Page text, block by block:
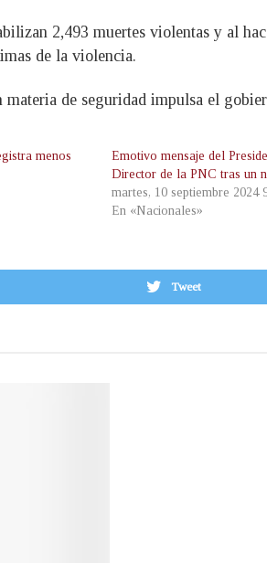
2,493 muertes violentas y al
de la violencia.
materia de seguridad impulsa el
menos
Emotivo mensaje del
Director de la PNC tras un
martes, 10 septiembre 2024
En «Nacionales»
Tweet